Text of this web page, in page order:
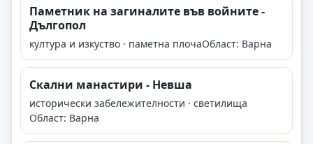
Паметник на загиналите във войните -
Дългопол
култура и изкуство · паметна плочаОбласт: Варна
Скални манастири - Невша
исторически забележителности · светилища
Област: Варна